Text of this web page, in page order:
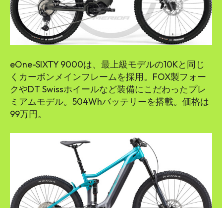
eOne-SIXTY 9000は、最上級モデルの10Kと同じ
くカーボンメインフレームを採用。FOX製フォー
クやDT Swissホイールなど装備にこだわったプレ
ミアムモデル。504Whバッテリーを搭載。価格は
99万円。